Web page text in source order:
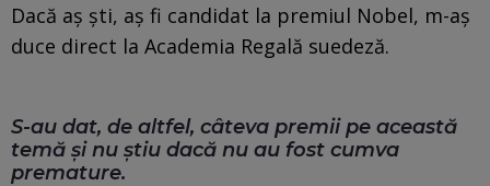
Dacă aș ști, aș fi candidat la premiul Nobel, m-aș
duce direct la Academia Regală suedeză.
S-au dat, de altfel, câteva premii pe această
temă și nu știu dacă nu au fost cumva
premature.